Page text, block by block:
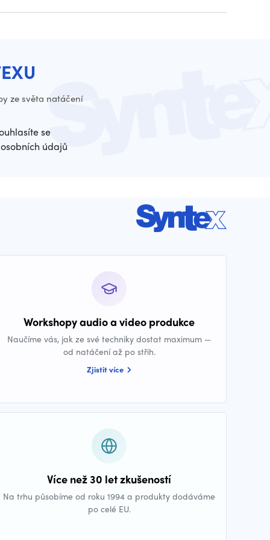
ze světa natáčení
se
údajů
Workshopy audio a video produkce
Naučíme vás, jak ze své techniky dostat maximum —
od natáčení až po střih.
Zjistit více
Více než 30 let zkušeností
Na trhu působíme od roku 1994 a produkty dodáváme
po celé EU.